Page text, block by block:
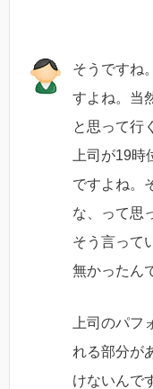
そうですね
すよね。当
と思って行
上司が19
ですよね。
な、って思
そう言って
無かったん
上司のパフ
れる部分が
けないんで